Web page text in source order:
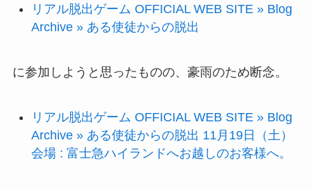
リアル脱出ゲーム OFFICIAL WEB SITE » Blog
Archive » ある使徒からの脱出
に参加しようと思ったものの、豪雨のため断念。
リアル脱出ゲーム OFFICIAL WEB SITE » Blog
Archive » ある使徒からの脱出 11月19日（土）
会場 : 富士急ハイランドへお越しのお客様へ。